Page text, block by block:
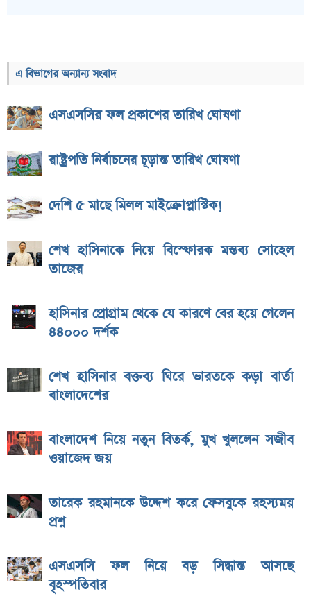
এ বিভাগের অন্যান্য সংবাদ
এসএসসির ফল প্রকাশের তারিখ ঘোষণা
রাষ্ট্রপতি নির্বাচনের চূড়ান্ত তারিখ ঘোষণা
দেশি ৫ মাছে মিলল মাইক্রোপ্লাস্টিক!
শেখ হাসিনাকে নিয়ে বিস্ফোরক মন্তব্য সোহেল
তাজের
হাসিনার প্রোগ্রাম থেকে যে কারণে বের হয়ে গেলেন
৪৪০০০ দর্শক
শেখ হাসিনার বক্তব্য ঘিরে ভারতকে কড়া বার্তা
বাংলাদেশের
বাংলাদেশ নিয়ে নতুন বিতর্ক, মুখ খুললেন সজীব
ওয়াজেদ জয়
তারেক রহমানকে উদ্দেশ করে ফেসবুকে রহস্যময়
প্রশ্ন
এসএসসি ফল নিয়ে বড় সিদ্ধান্ত আসছে
বৃহস্পতিবার